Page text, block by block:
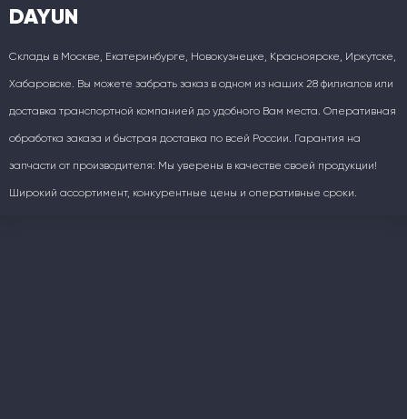
DAYUN
Склады в Москве, Екатеринбурге, Новокузнецке, Красноярске, Иркутске,
Хабаровске. Вы можете забрать заказ в одном из наших 28 филиалов или
доставка транспортной компанией до удобного Вам места. Оперативная
обработка заказа и быстрая доставка по всей России. Гарантия на
запчасти от производителя: Мы уверены в качестве своей продукции!
Широкий ассортимент, конкурентные цены и оперативные сроки.